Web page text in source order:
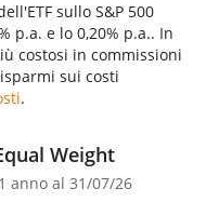
sullo S&P 500
p.a. e lo 0,20% p.a.. In
costosi in commissioni
sui costi
.
Weight
anno al 31/07/26